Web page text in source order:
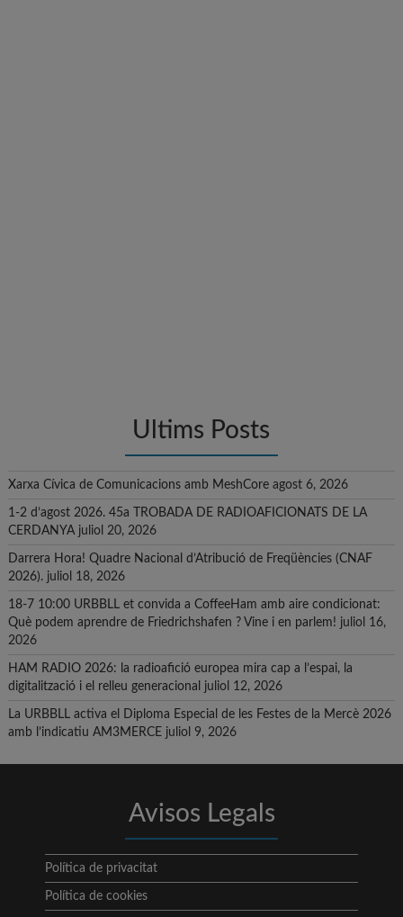
Ultims Posts
Xarxa Cívica de Comunicacions amb MeshCore agost 6, 2026
1-2 d’agost 2026. 45a TROBADA DE RADIOAFICIONATS DE LA
CERDANYA juliol 20, 2026
Darrera Hora! Quadre Nacional d’Atribució de Freqüències (CNAF
2026). juliol 18, 2026
18-7 10:00 URBBLL et convida a CoffeeHam amb aire condicionat:
Què podem aprendre de Friedrichshafen ? Vine i en parlem! juliol 16,
2026
HAM RADIO 2026: la radioafició europea mira cap a l’espai, la
digitalització i el relleu generacional
juliol 12, 2026
La URBBLL activa el Diploma Especial de les Festes de la Mercè 2026
amb l’indicatiu AM3MERCE juliol 9, 2026
Avisos Legals
Política de privacitat
Política de cookies